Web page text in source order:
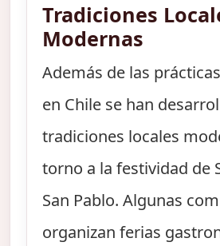
Tradiciones
Modernas
Además de las
en Chile se han
tradiciones locales
torno a la festividad de
San Pablo. Algunas
organizan ferias